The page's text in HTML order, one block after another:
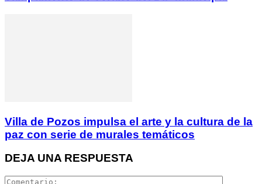
Villa de Pozos impulsa el arte y la cultura de la
paz con serie de murales temáticos
DEJA UNA RESPUESTA